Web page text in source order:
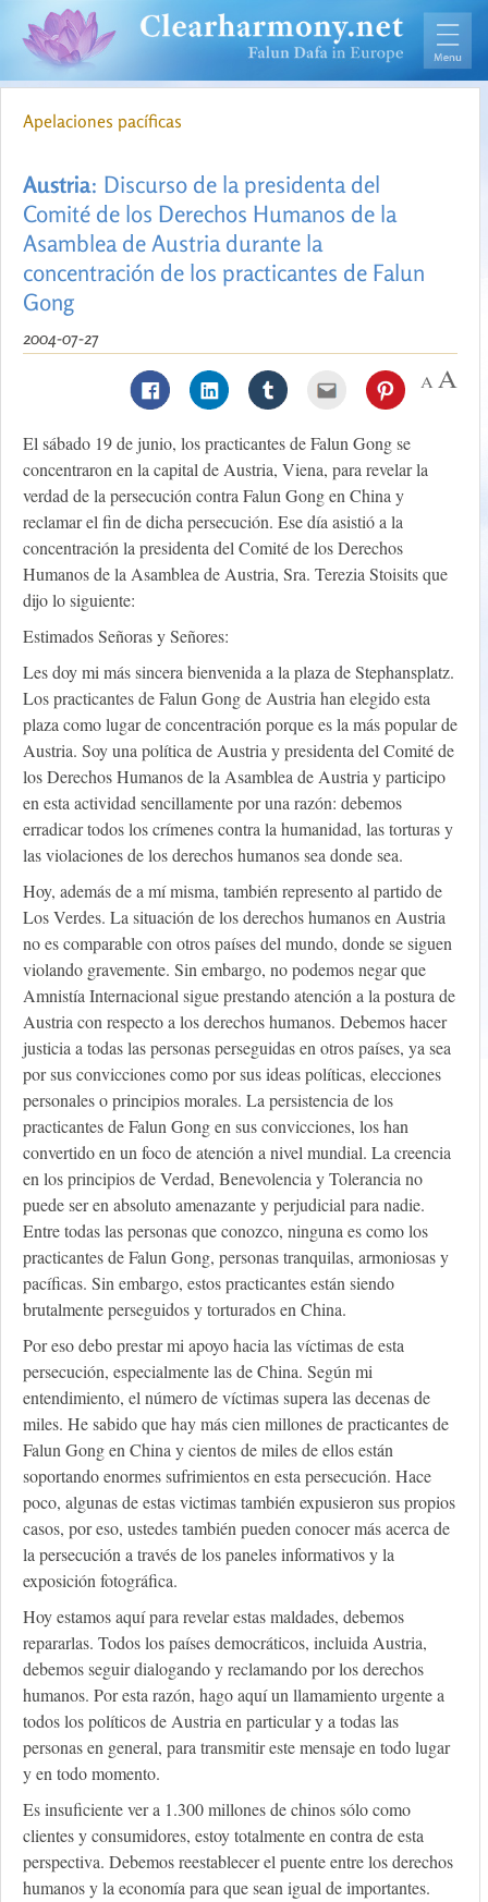
Apelaciones pacíficas
Austria: Discurso de la presidenta del
Comité de los Derechos Humanos de la
Asamblea de Austria durante la
concentración de los practicantes de Falun
Gong
2004-07-27
El sábado 19 de junio, los practicantes de Falun Gong se
concentraron en la capital de Austria, Viena, para revelar la
verdad de la persecución contra Falun Gong en China y
reclamar el fin de dicha persecución. Ese día asistió a la
concentración la presidenta del Comité de los Derechos
Humanos de la Asamblea de Austria, Sra. Terezia Stoisits que
dijo lo siguiente:
Estimados Señoras y Señores:
Les doy mi más sincera bienvenida a la plaza de Stephansplatz.
Los practicantes de Falun Gong de Austria han elegido esta
plaza como lugar de concentración porque es la más popular de
Austria. Soy una política de Austria y presidenta del Comité de
los Derechos Humanos de la Asamblea de Austria y participo
en esta actividad sencillamente por una razón: debemos
erradicar todos los crímenes contra la humanidad, las torturas y
las violaciones de los derechos humanos sea donde sea.
Hoy, además de a mí misma, también represento al partido de
Los Verdes. La situación de los derechos humanos en Austria
no es comparable con otros países del mundo, donde se siguen
violando gravemente. Sin embargo, no podemos negar que
Amnistía Internacional sigue prestando atención a la postura de
Austria con respecto a los derechos humanos. Debemos hacer
justicia a todas las personas perseguidas en otros países, ya sea
por sus convicciones como por sus ideas políticas, elecciones
personales o principios morales. La persistencia de los
practicantes de Falun Gong en sus convicciones, los han
convertido en un foco de atención a nivel mundial. La creencia
en los principios de Verdad, Benevolencia y Tolerancia no
puede ser en absoluto amenazante y perjudicial para nadie.
Entre todas las personas que conozco, ninguna es como los
practicantes de Falun Gong, personas tranquilas, armoniosas y
pacíficas. Sin embargo, estos practicantes están siendo
brutalmente perseguidos y torturados en China.
Por eso debo prestar mi apoyo hacia las víctimas de esta
persecución, especialmente las de China. Según mi
entendimiento, el número de víctimas supera las decenas de
miles. He sabido que hay más cien millones de practicantes de
Falun Gong en China y cientos de miles de ellos están
soportando enormes sufrimientos en esta persecución. Hace
poco, algunas de estas victimas también expusieron sus propios
casos, por eso, ustedes también pueden conocer más acerca de
la persecución a través de los paneles informativos y la
exposición fotográfica.
Hoy estamos aquí para revelar estas maldades, debemos
repararlas. Todos los países democráticos, incluida Austria,
debemos seguir dialogando y reclamando por los derechos
humanos. Por esta razón, hago aquí un llamamiento urgente a
todos los políticos de Austria en particular y a todas las
personas en general, para transmitir este mensaje en todo lugar
y en todo momento.
Es insuficiente ver a 1.300 millones de chinos sólo como
clientes y consumidores, estoy totalmente en contra de esta
perspectiva. Debemos reestablecer el puente entre los derechos
humanos y la economía para que sean igual de importantes.